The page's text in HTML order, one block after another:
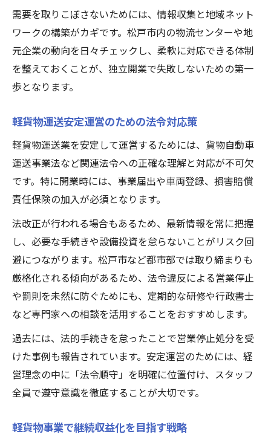
需要を取りこぼさないためには、情報収集と地域ネット
ワークの構築がカギです。松戸市内の物流センターや地
元企業の動向を日々チェックし、柔軟に対応できる体制
を整えておくことが、独立開業で失敗しないための第一
歩となります。
軽貨物運送安定運営のための法令対応策
軽貨物運送業を安定して運営するためには、貨物自動車
運送事業法など関連法令への正確な理解と対応が不可欠
です。特に開業時には、事業届出や車両登録、損害賠償
責任保険の加入が必須となります。
法改正が行われる場合もあるため、最新情報を常に把握
し、必要な手続きや設備投資を怠らないことがリスク回
避につながります。松戸市など都市部では取り締まりも
厳格化される傾向があるため、法令違反による営業停止
や罰則を未然に防ぐためにも、定期的な研修や行政書士
など専門家への相談を活用することをおすすめします。
過去には、法的手続きを怠ったことで営業停止処分を受
けた事例も報告されています。安定運営のためには、経
営理念の中に「法令順守」を明確に位置付け、スタッフ
全員で遵守意識を徹底することが大切です。
軽貨物事業で継続収益化を目指す戦略